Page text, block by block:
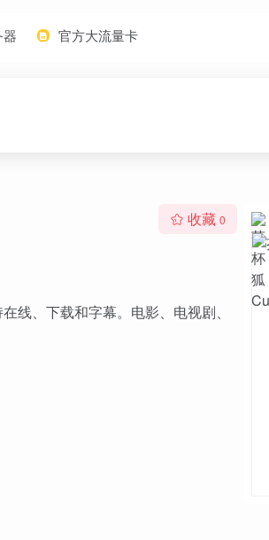
官方大流量卡
收藏 0
线、下载和字幕。电影、电视剧、